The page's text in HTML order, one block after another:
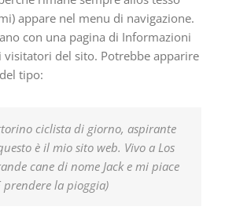
appare nel menu di navigazione.
con una pagina di Informazioni
visitatori del sito. Potrebbe apparire
tipo:
ciclista di giorno, aspirante
è il mio sito web. Vivo a Los
cane di nome Jack e mi piace
la pioggia)